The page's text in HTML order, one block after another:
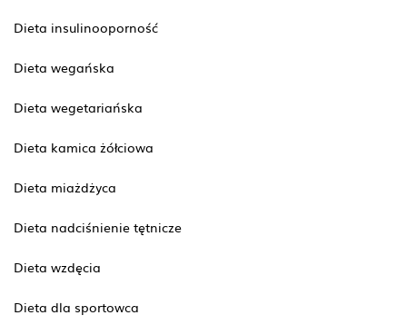
Dieta insulinooporność
Dieta wegańska
Dieta wegetariańska
Dieta kamica żółciowa
Dieta miażdżyca
Dieta nadciśnienie tętnicze
Dieta wzdęcia
Dieta dla sportowca